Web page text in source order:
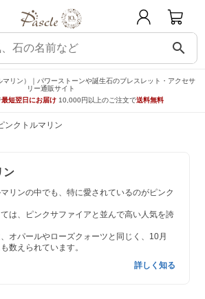
search
リン）｜パワーストーンや誕生石のブレスレット・アクセサ
リー通販サイト
最短翌日にお届け 10,000円以上のご注文で送料無料
ンクトルマリン
ン
リンの中でも、特に愛されているのがピンク
は、ピンクサファイアと並んで高い人気を誇
オパールやローズクォーツと同じく、10月
数えられています。
詳しく知る